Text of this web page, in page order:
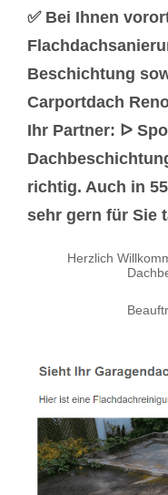
✅ Bei Ihnen
Beschichtung
Carportdach
Ihr Partner: ᐅ
richtig. Auch in
sehr gern für Sie
Herzlich